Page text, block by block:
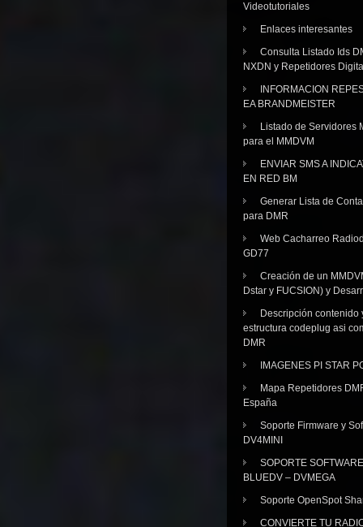
Videotutoriales
Enlaces interesantes
Consulta Listado Ids
NXDN y Repetidores
INFORMACION
EA BRANDMEISTER
Listado de Servidores
para el MMDVM
ENVIAR SMS A
EN RED BM
Generar Lista de
para DMR
Web Cacharreo
GD77
Creación de un
Dstar y FUCSION) y
Descripción contenido
estructura codeplug asi
DMR
IMAGENES PI STAR
Mapa Repetidores
España
Soporte Firmware y
DV4MINI
SOPORTE SOFTWARE
BLUEDV – DVMEGA
Soporte OpenSpot
CONVIERTE TU